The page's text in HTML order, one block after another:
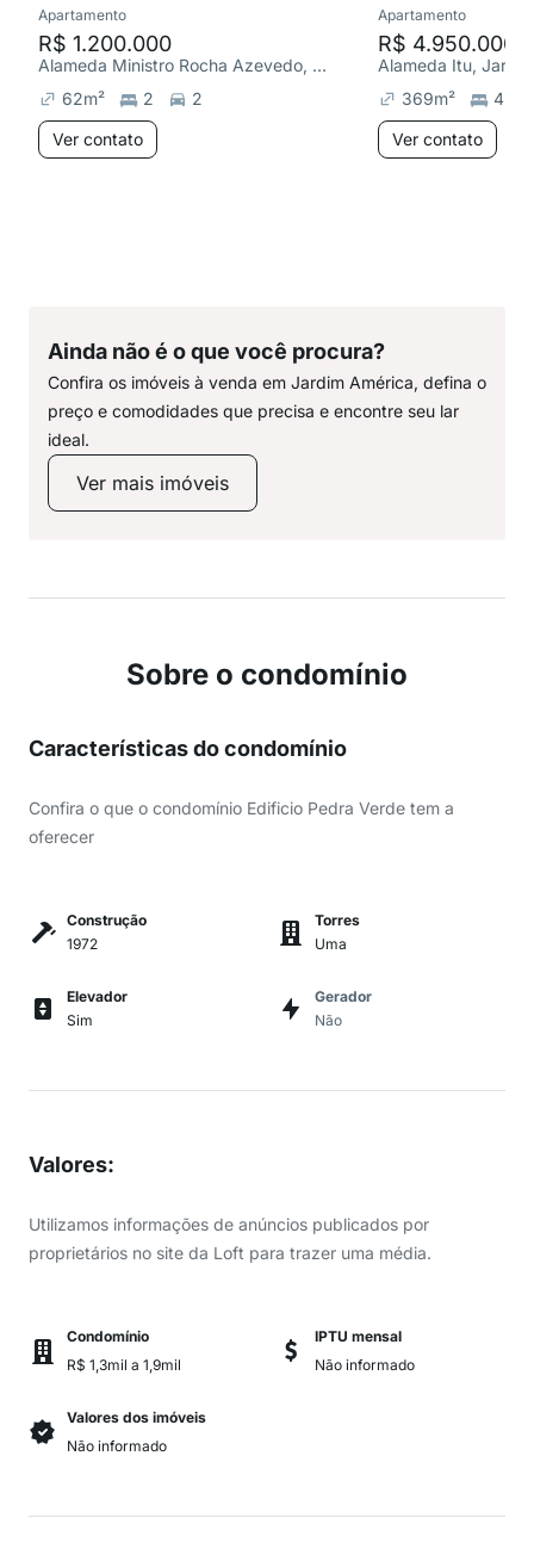
Apartamento
R$ 1.200.000
Alameda Ministro Rocha Azevedo, Cerqueira César
62m² 2
2
Ver contato
Apartamento
R$ 4.950.000
Alameda Itu,
369m²
4
Ver contato
Ainda não é o que você procura?
Confira os imóveis à venda em Jardim América, defina o
preço e comodidades que precisa e encontre seu lar
ideal.
Ver mais imóveis
Sobre o condomínio
Características do condomínio
Confira o que o condomínio Edificio Pedra Verde tem a
oferecer
Construção
1972
Torres
Uma
Elevador
Sim
Gerador
Não
Valores:
Utilizamos informações de anúncios publicados por
proprietários no site da Loft para trazer uma média.
Condomínio
R$ 1,3mil a 1,9mil
IPTU mensal
Não informado
Valores dos imóveis
Não informado